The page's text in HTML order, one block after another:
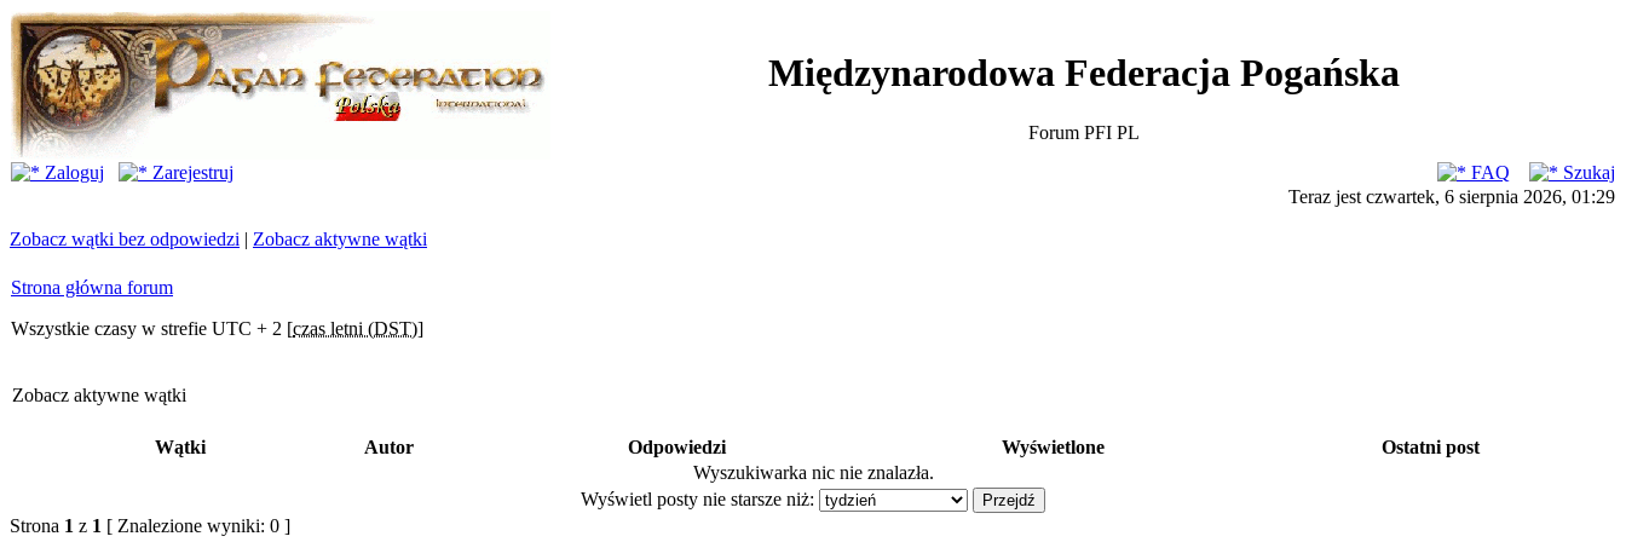
Międzynarodowa Federacja Pogańska
Forum PFI PL
Zaloguj
Zarejestruj FAQ
Szukaj
Teraz jest czwartek, 6 sierpnia 2026, 01:29
Zobacz wątki bez odpowiedzi | Zobacz aktywne wątki
Strona główna forum
Wszystkie czasy w strefie UTC + 2 [czas letni (DST)]
Zobacz aktywne wątki
Wątki Autor Odpowiedzi Wyświetlone
Ostatni post
Wyszukiwarka nic nie znalazła.
Wyświetl posty nie starsze niż:
Strona 1 z 1 [ Znalezione wyniki: 0 ]